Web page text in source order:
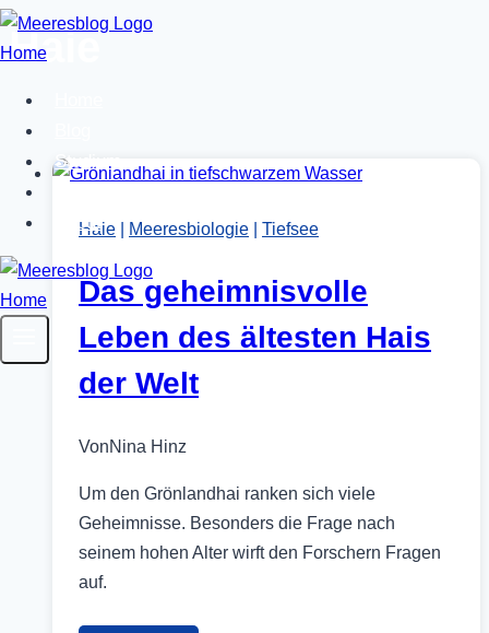
Zum
Inhalt
Studium
About
Haie
Haie Meeresbiologie Tiefsee
Das geheimnisvolle
Leben des ältesten Hais
der Welt
VonNina Hinz
Um den Grönlandhai ranken sich viele
Geheimnisse. Besonders die Frage nach
seinem hohen Alter wirft den Forschern Fragen
auf.